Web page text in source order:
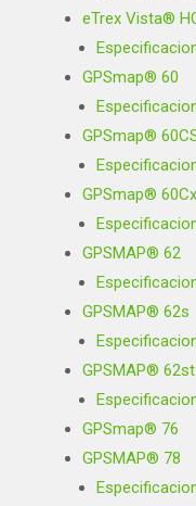
eTrex Vista®
GPSmap® 60
GPSmap®
GPSmap® 60Cx
GPSMAP® 62
GPSMAP® 62s
GPSMAP® 62st
GPSmap® 76
GPSMAP® 78